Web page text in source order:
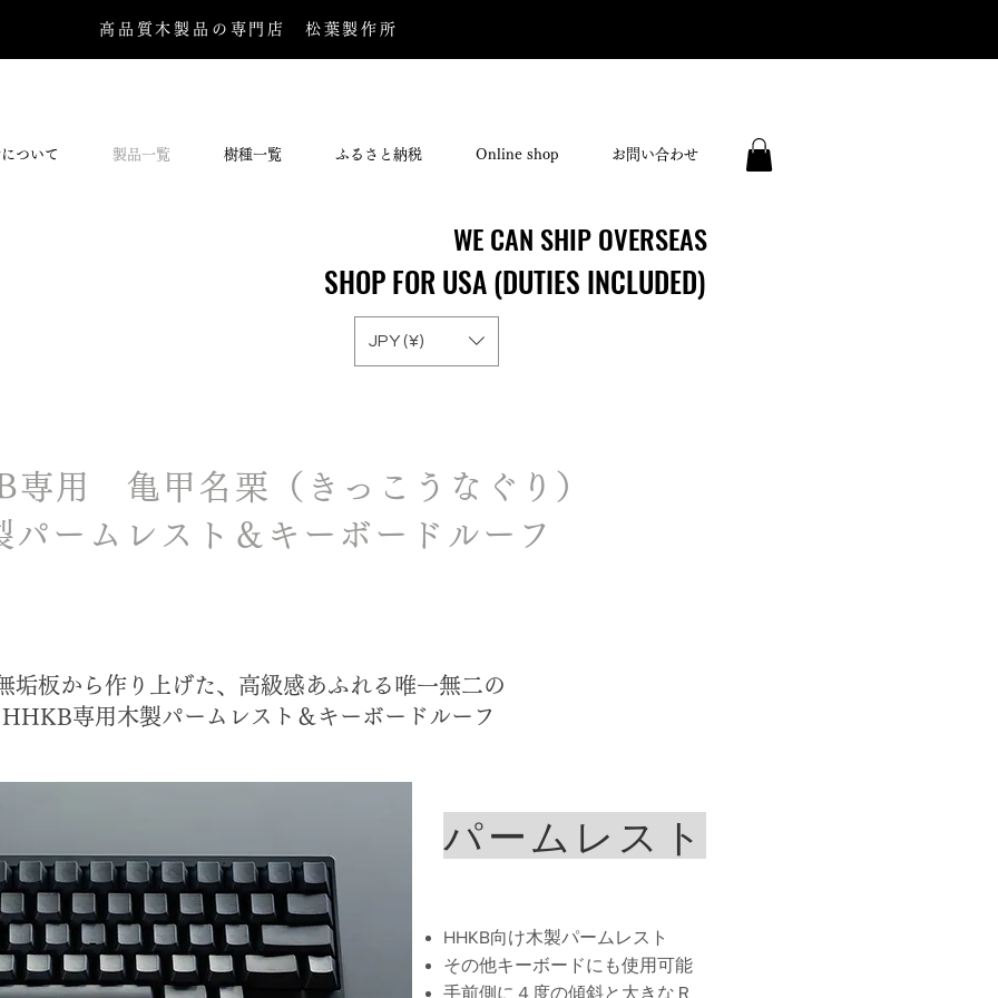
高品質木製品の専門店 松葉製作所
ついて 製品一覧 樹種一覧 ふるさと納税 Online shop お問い合わせ
WE CAN SHIP OVERSEAS
WE CAN SHIP OVERSEAS
SHOP FOR USA (DUTIES INCLUDED)
SHOP FOR USA (DUTIES INCLUDED)
JPY (¥)
専用 亀甲名栗（きっこうなぐり）
パームレスト＆キーボードルーフ
垢板から作り上げた、高級感あふれる唯一無二の
HHKB専用木製パームレスト＆キーボードルーフ
パームレスト
HHKB向け木製パームレスト
その他キーボードにも使用可能
手前側に４度の傾斜と大きなＲ